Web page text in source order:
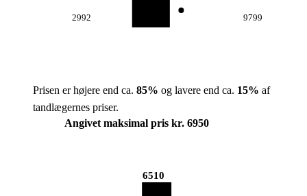
2992 9799
Prisen er højere end ca. 85% og lavere end ca. 15% af
tandlægernes priser.
Angivet maksimal pris kr. 6950
6510